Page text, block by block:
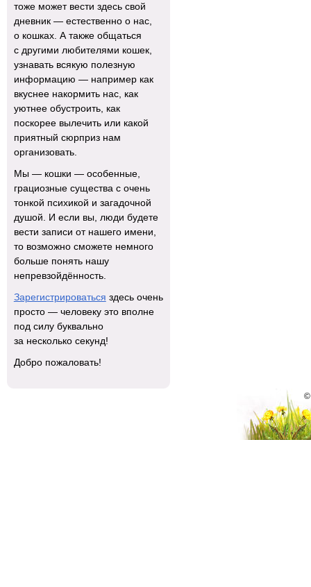
тоже может вести здесь свой
дневник — естественно о нас,
о кошках. А также общаться
с другими любителями кошек,
узнавать всякую полезную
информацию — например как
вкуснее накормить нас, как
уютнее обустроить, как
поскорее вылечить или какой
приятный сюрприз нам
организовать.
Мы — кошки — особенные,
грациозные существа с очень
тонкой психикой и загадочной
душой. И если вы, люди будете
вести записи от нашего имени,
то возможно сможете немного
больше понять нашу
непревзойдённость.
Зарегистрироваться здесь очень
просто — человеку это вполне
под силу буквально
за несколько секунд!
Добро пожаловать!
©